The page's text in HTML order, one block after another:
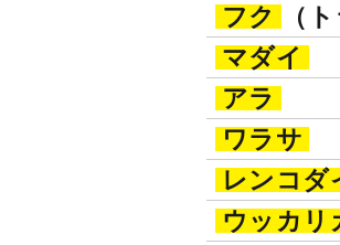
フク
（
マダイ
アラ
ワラサ
レンコダ
ウッカリ